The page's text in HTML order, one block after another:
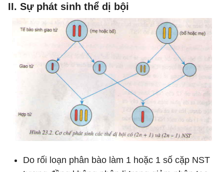
II. Sự phát sinh thể dị bội
Do rối loạn phân bào làm 1 hoặc 1 số cặp NST